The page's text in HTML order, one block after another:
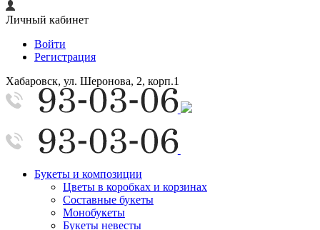
Личный кабинет
Войти
Регистрация
Хабаровск, ул. Шеронова, 2, корп.1
Букеты и композиции
Цветы в коробках и корзинах
Составные букеты
Монобукеты
Букеты невесты